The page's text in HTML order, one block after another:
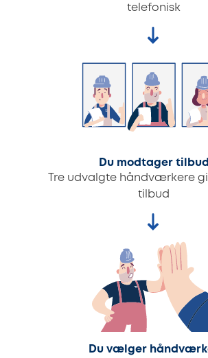
telefonisk
Du modtager tilbud
Tre udvalgte håndværkere
tilbud
Du vælger